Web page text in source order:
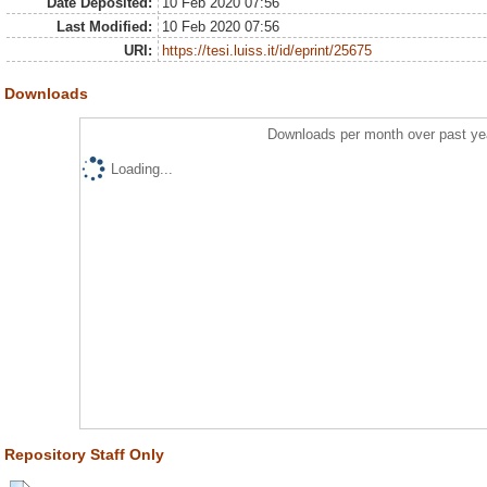
Last Modified:
10 Feb 2020 07:56
URI:
https://tesi.luiss.it/id/eprint/25675
Downloads
Downloads per month over past
Loading...
Repository Staff Only